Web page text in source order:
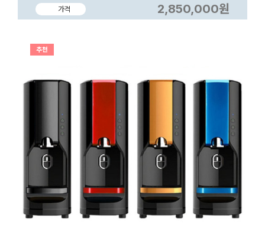
가격 2,850,000원
추천